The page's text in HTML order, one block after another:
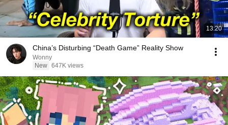
13:20
China’s Disturbing “Death Game” Reality Show
Wonny
New 647K views